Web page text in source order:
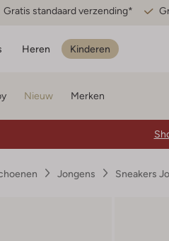
Gratis standaard verzending*
Heren Kinderen
Nieuw Merken
Jongens Sneakers